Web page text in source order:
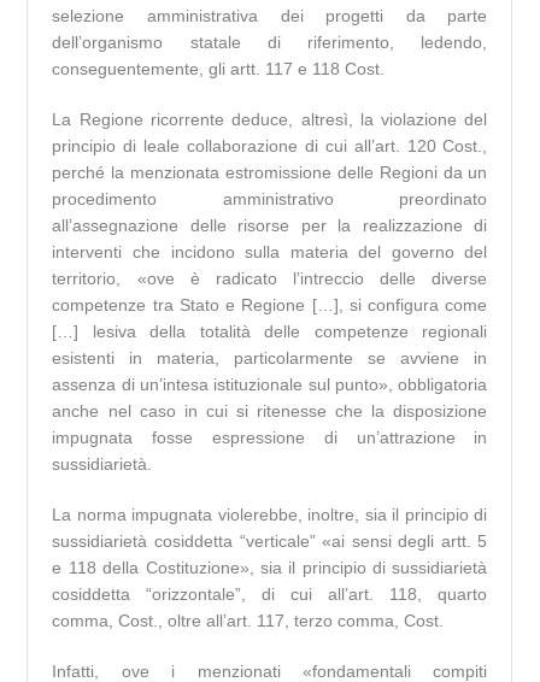
selezione amministrativa dei progetti da parte
dell’organismo statale di riferimento, ledendo,
conseguentemente, gli artt. 117 e 118 Cost.
La Regione ricorrente deduce, altresì, la violazione del
principio di leale collaborazione di cui all’art. 120 Cost.,
perché la menzionata estromissione delle Regioni da un
procedimento amministrativo preordinato
all’assegnazione delle risorse per la realizzazione di
interventi che incidono sulla materia del governo del
territorio, «ove è radicato l’intreccio delle diverse
competenze tra Stato e Regione […], si configura come
[…] lesiva della totalità delle competenze regionali
esistenti in materia, particolarmente se avviene in
assenza di un’intesa istituzionale sul punto», obbligatoria
anche nel caso in cui si ritenesse che la disposizione
impugnata fosse espressione di un’attrazione in
sussidiarietà.
La norma impugnata violerebbe, inoltre, sia il principio di
sussidiarietà cosiddetta “verticale” «ai sensi degli artt. 5
e 118 della Costituzione», sia il principio di sussidiarietà
cosiddetta “orizzontale”, di cui all’art. 118, quarto
comma, Cost., oltre all’art. 117, terzo comma, Cost.
Infatti, ove i menzionati «fondamentali compiti